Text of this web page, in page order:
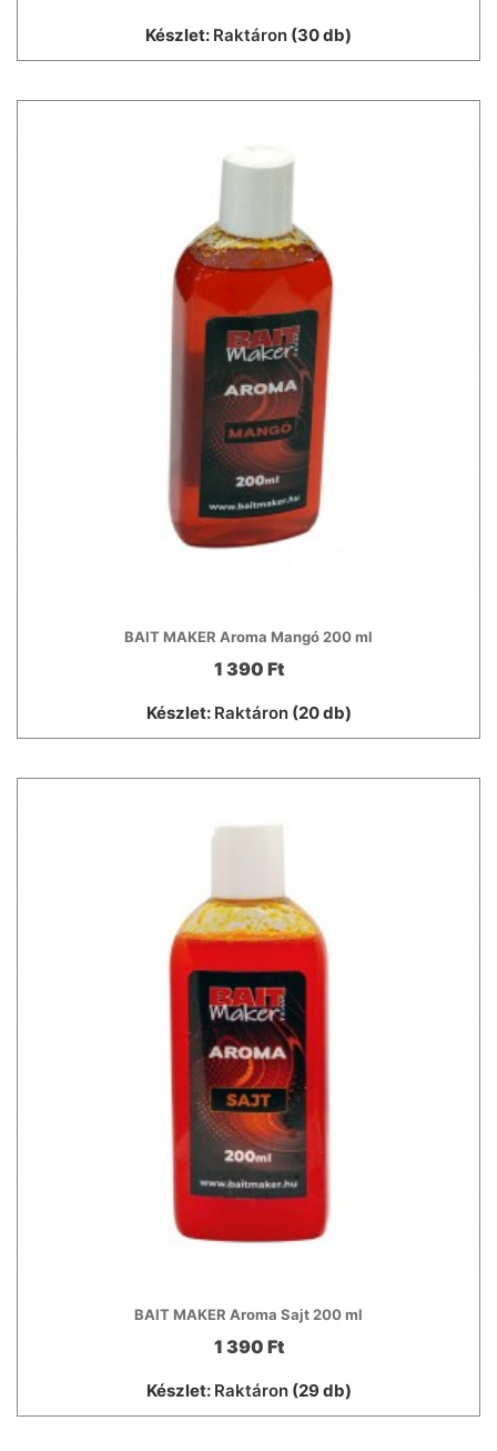
Készlet: Raktáron (30 db)
BAIT MAKER Aroma Mangó 200 ml
1 390 Ft
Készlet: Raktáron(20 db)
BAIT MAKER Aroma Sajt 200 ml
1 390 Ft
Készlet: Raktáron(29 db)